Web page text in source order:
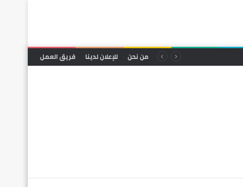
من نحن للإعلان لدينا فريق العمل